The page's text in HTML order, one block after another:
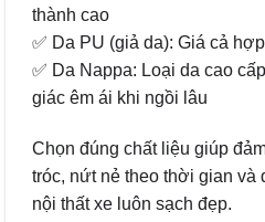
thành cao
✅ Da PU (giả da): Giá cả
✅ Da Nappa: Loại da cao
giác êm ái khi ngồi lâu
Chọn đúng chất liệu giúp
tróc, nứt nẻ theo thời gian và
nội thất xe luôn sạch đẹp.